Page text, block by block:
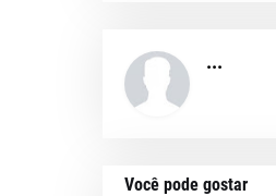
...
Você pode gostar